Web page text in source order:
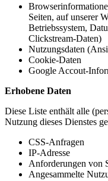
Seiten, auf unserer
Betriebssystem,
Clickstream-Daten)
Nutzungsdaten
Cookie-Daten
Google Accout-
Erhobene Daten
Diese Liste enthält alle
Nutzung dieses Dienstes
CSS-Anfragen
IP-Adresse
Anforderungen von
Angesammelte